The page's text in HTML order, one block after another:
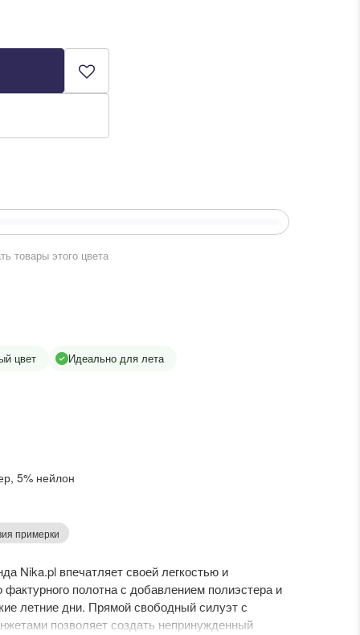
товары этого цвета
цвет
Идеально для лета
5% нейлон
примерки
Nika.pl впечатляет своей легкостью и
фактурного полотна с добавлением полиэстера и
летние дни. Прямой свободный силуэт с
позволяет создать непринужденный